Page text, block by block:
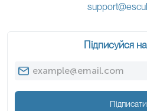
Підписуйся